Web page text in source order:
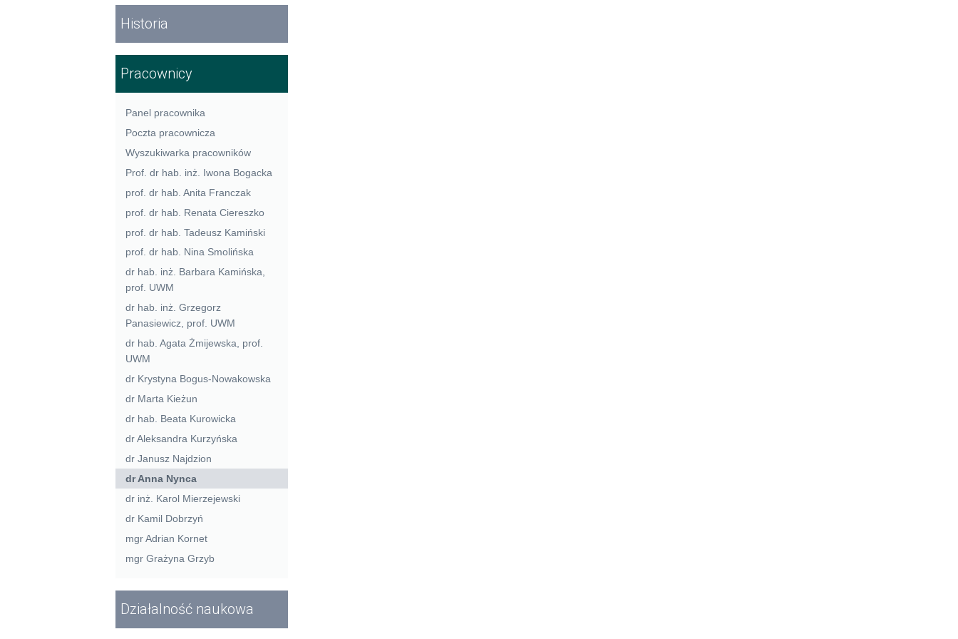
Historia
Pracownicy
Panel pracownika
Poczta pracownicza
Wyszukiwarka pracowników
Prof. dr hab. inż. Iwona Bogacka
prof. dr hab. Anita Franczak
prof. dr hab. Renata Ciereszko
prof. dr hab. Tadeusz Kamiński
prof. dr hab. Nina Smolińska
dr hab. inż. Barbara Kamińska,
prof. UWM
dr hab. inż. Grzegorz
Panasiewicz, prof. UWM
dr hab. Agata Żmijewska, prof.
UWM
dr Krystyna Bogus-Nowakowska
dr Marta Kieżun
dr hab. Beata Kurowicka
dr Aleksandra Kurzyńska
dr Janusz Najdzion
dr Anna Nynca
dr inż. Karol Mierzejewski
dr Kamil Dobrzyń
mgr Adrian Kornet
mgr Grażyna Grzyb
Działalność naukowa